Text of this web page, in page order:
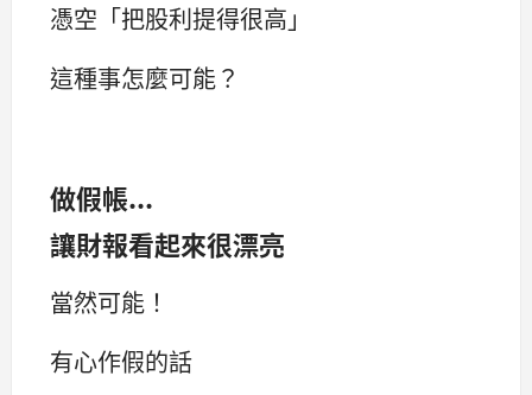
憑空「把股利提得很高」
這種事怎麼可能？
做假帳...
讓財報看起來很漂亮
當然可能！
有心作假的話